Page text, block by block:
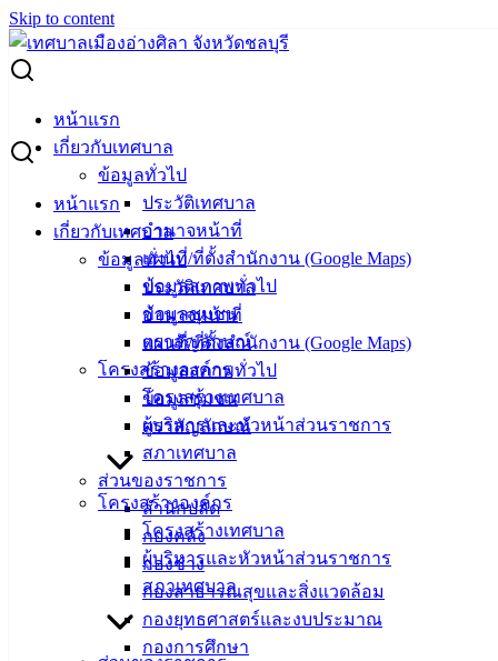
Skip to content
หน้าแรก
เกี่ยวกับเทศบาล
ข้อมูลทั่วไป
ประวัติเทศบาล
อำนาจหน้าที่
แผนที่/ที่ตั้งสำนักงาน (Google Maps)
ข้อมูลสภาพทั่วไป
ข้อมูลชุมชน
ตราสัญลักษณ์
โครงสร้างองค์กร
โครงสร้างเทศบาล
ผู้บริหารและหัวหน้าส่วนราชการ
สภาเทศบาล
ส่วนของราชการ
สำนักปลัด
กองคลัง
กองช่าง
กองสาธารณสุขและสิ่งแวดล้อม
กองยุทธศาสตร์และงบประมาณ
กองการศึกษา
หน้าแรก
เกี่ยวกับเทศบาล
ข้อมูลทั่วไป
ประวัติเทศบาล
อำนาจหน้าที่
แผนที่/ที่ตั้งสำนักงาน (Google Maps)
ข้อมูลสภาพทั่วไป
ข้อมูลชุมชน
ตราสัญลักษณ์
โครงสร้างองค์กร
โครงสร้างเทศบาล
ผู้บริหารและหัวหน้าส่วนราชการ
สภาเทศบาล
Search for:
รายงานสรุปผลการจัดซื้อจัดจ้างหรือการจัดหาพัสดุ ประจำปี
รายงานสรุปผลการจัดซื้อจัดจ้างหรือการ
จัดหาพัสดุ ประจำปี 2566
เมษายน 15, 2024เมษายน 19, 2024
รายงานผลจัดซื้อจัดจ้าง (ประจำปี)
รายงานสรุปผลการจัดซื้อจัดจ้างหรือการจัดหาพัสดุประจำปี
ดาวน์โหลด
เมืองอ่าง
เทศบาลเมือง